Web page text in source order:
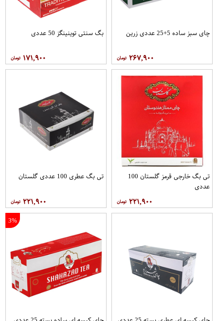
چای سبز ساده 5+25 عددی زرین
۲۶۷,۹۰۰
بگ سنتی توینینگز 50 عددی
۱۷۱,۹۰۰
تی بگ خارجی قرمز گلستان 100
عددی
۲۲۱,۹۰۰
تی بگ عطری 100 عددی گلستان
۲۲۱,۹۰۰
3%